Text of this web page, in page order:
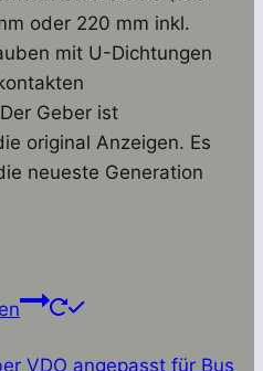
oder 220 mm inkl.
mit U-Dichtungen
Geber ist
original Anzeigen. Es
neueste Generation
Dieses
weist